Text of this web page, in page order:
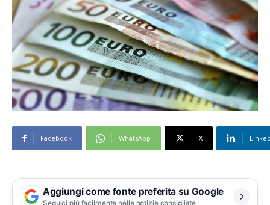
Facebook WhatsApp X
Aggiungi come fonte preferita su Google
Seguici più facilmente nelle notizie consigliate